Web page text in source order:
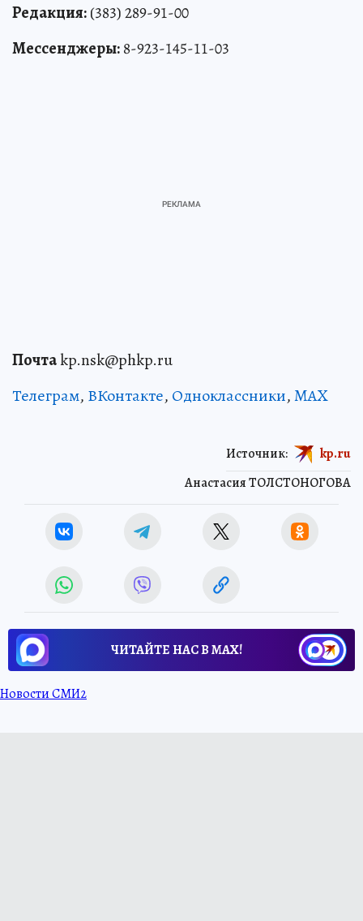
Редакция:(383) 289-91-00
Мессенджеры:8-923-145-11-03
Почтаkp.nsk@phkp.ru
Телеграм, ВКонтакте, Одноклассники,MAX
Анастасия ТОЛСТОНОГОВА
Источник: kp.ru
ЧИТАЙТЕ НАС В МАХ!
Новости СМИ2